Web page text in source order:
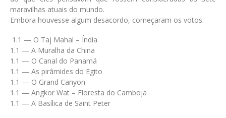
maravilhas atuais do mundo.
Embora houvesse algum desacordo, começaram os votos:
1.1 — O Taj Mahal – Índia
1.1 — A Muralha da China
1.1 — O Canal do Panamá
1.1 — As pirâmides do Egito
1.1 — O Grand Canyon
1.1 — Angkor Wat – Floresta do Camboja
1.1 — A Basílica de Saint Peter